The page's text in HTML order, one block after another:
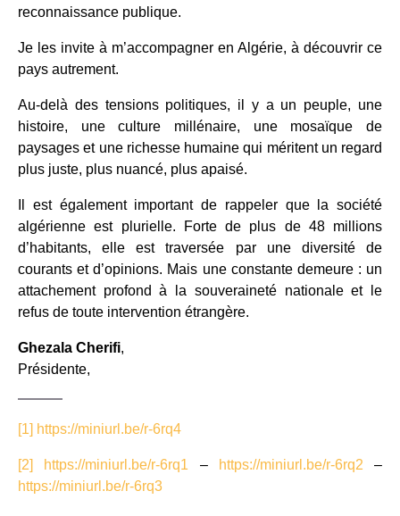
reconnaissance publique.
Je les invite à m’accompagner en Algérie, à découvrir ce
pays autrement.
Au-delà des tensions politiques, il y a un peuple, une
histoire, une culture millénaire, une mosaïque de
paysages et une richesse humaine qui méritent un regard
plus juste, plus nuancé, plus apaisé.
Il est également important de rappeler que la société
algérienne est plurielle. Forte de plus de 48 millions
d’habitants, elle est traversée par une diversité de
courants et d’opinions. Mais une constante demeure : un
attachement profond à la souveraineté nationale et le
refus de toute intervention étrangère.
Ghezala Cherifi,
Présidente,
[1] https://miniurl.be/r-6rq4
[2] https://miniurl.be/r-6rq1 – https://miniurl.be/r-6rq2 –
https://miniurl.be/r-6rq3